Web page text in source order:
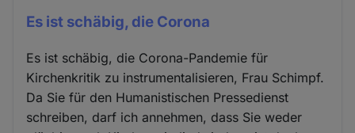
Es ist schäbig, die Corona
Es ist schäbig, die Corona-Pandemie für
Kirchenkritik zu instrumentalisieren, Frau Schimpf.
Da Sie für den Humanistischen Pressedienst
schreiben, darf ich annehmen, dass Sie weder